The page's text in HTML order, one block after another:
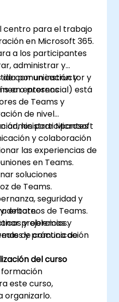
centro para el trabajo
en Microsoft 365.
a los participantes
administrar y
comunicación y
en entornos
por un instructor y
o presencial) está
de Teams y
de nivel
administrar Microsoft
y colaboración
los participantes
las experiencias de
en Teams.
soluciones
de Teams.
seguridad y
entornos de Teams.
problemas y
de comunicación
debate.
y ejercicios.
y práctica de
del curso
formación
este curso,
organizarlo.